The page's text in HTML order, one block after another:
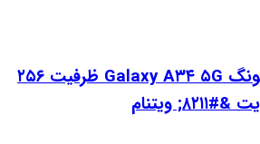
گوشی موبایل سامسونگ Galaxy A۳۴ ۵G ظرفیت ۲۵۶